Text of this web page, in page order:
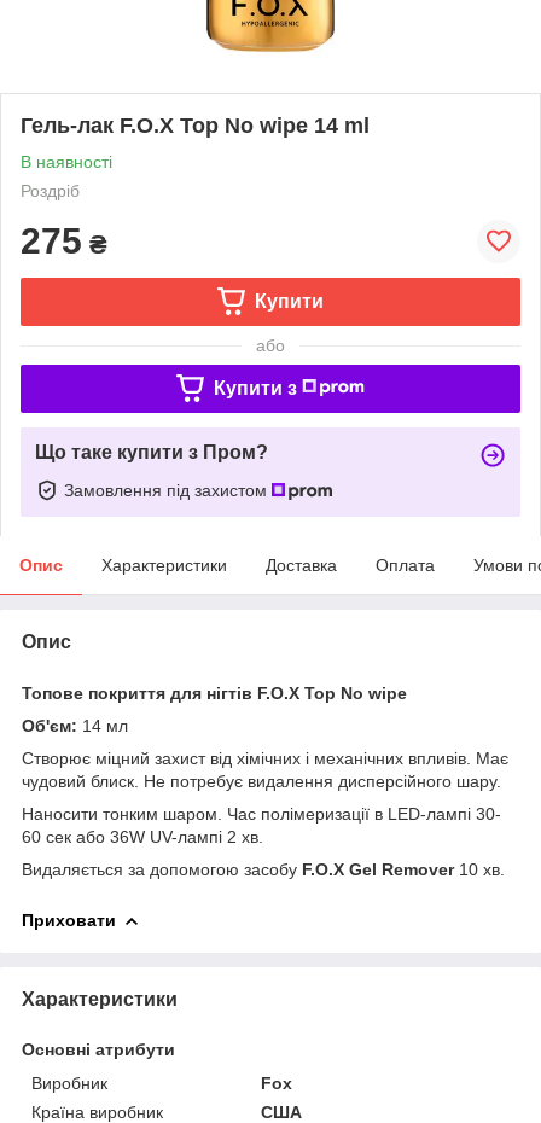
Гель-лак F.O.X Top No wipe 14 ml
В наявності
Роздріб
275 ₴
Купити
або
Купити з
Що таке купити з Пром?
Замовлення під захистом
Опис Характеристики Доставка Оплата Умови
Опис
Топове покриття для нігтів F.O.X Top No wipe
Об'єм: 14 мл
Створює міцний захист від хімічних і механічних впливів. Має
чудовий блиск. Не потребує видалення дисперсійного шару.
Наносити тонким шаром. Час полімеризації в LED-лампі 30-
60 сек або 36W UV-лампі 2 хв.
Видаляється за допомогою засобу F.O.X Gel Remover 10 хв.
Приховати
Характеристики
Основні атрибути
Виробник
Fox
Країна виробник
США